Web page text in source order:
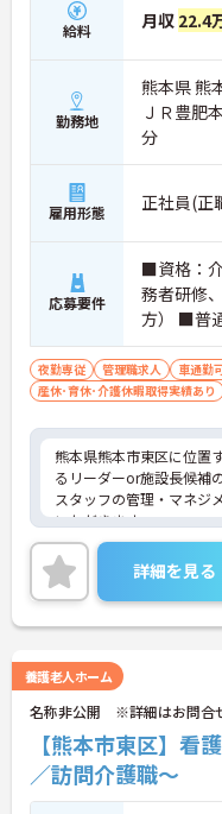
給料 月収 22.4
勤務地
熊本県 熊
ＪＲ豊肥
分
雇用形態 正社員(正
応募要件
■資格：
務者研修
方） ■普
れば尚可
夜勤専従 管理職求人 車通勤
産休･育休･介護休暇取得実績あり
熊本県熊本市東区に位置
るリーダーor施設長候補
スタッフの管理・マネジ
いただきます。
どんな方とも円滑にコミ
を募集しています。残業
ワークライフバランスを
ます。
ご興味のある方には、面
さい！
詳細を見る
養護老人ホーム
名称非公開 ※詳細はお問合
【熊本市東区】看
／訪問介護職～